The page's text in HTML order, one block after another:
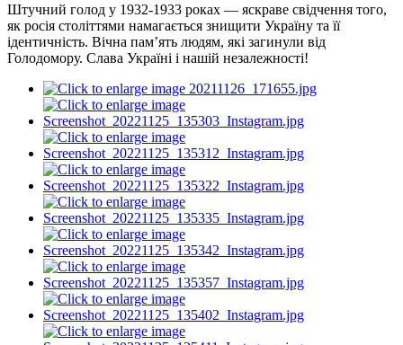
Штучний голод у 1932-1933 роках — яскраве свідчення того,
як росія століттями намагається знищити Україну та її
ідентичність. Вічна пам’ять людям, які загинули від
Голодомору. Слава Україні і нашій незалежності!